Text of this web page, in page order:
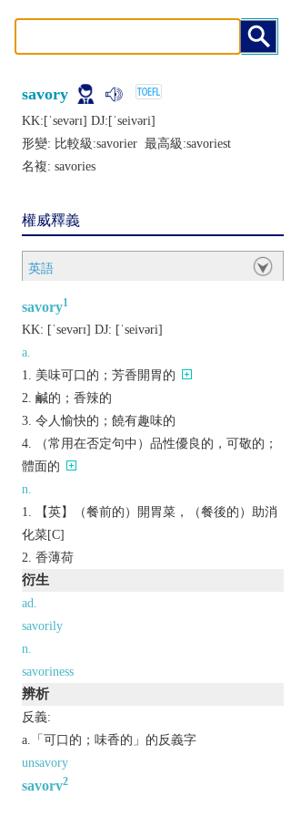
savory
KK:[ˈsеvǝrɪ] DJ:[ˈsеivǝri]
形變: 比較級:savorier 最高級:savoriest
名複: savories
權威釋義
英語
savory1
KK: [ˈsеvǝrɪ] DJ: [ˈsеivǝri]
a.
美味可口的；芳香開胃的
鹹的；香辣的
令人愉快的；饒有趣味的
（常用在否定句中）品性優良的，可敬的；
體面的
n.
【英】（餐前的）開胃菜，（餐後的）助消
化菜[C]
香薄荷
衍生
ad.
savorily
n.
savoriness
辨析
反義:
a.「可口的；味香的」的反義字
unsavory
savory2